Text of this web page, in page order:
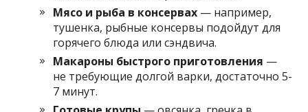
Мясо и рыба в консервах — например,
тушенка, рыбные консервы подойдут для
горячего блюда или сэндвича.
Макароны быстрого приготовления —
не требующие долгой варки, достаточно 5-
7 минут.